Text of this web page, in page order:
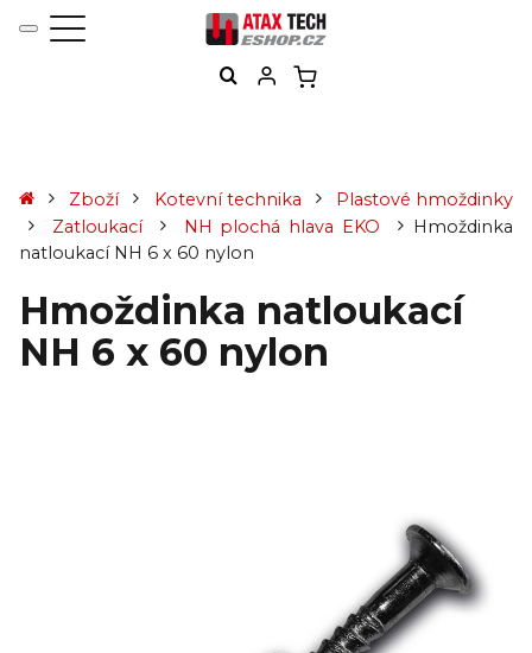
Zboží Kotevní technika
Plastové hmoždinky
Zatloukací
NH plochá hlava EKO
Hmoždinka
natloukací NH 6 x 60 nylon
Hmoždinka natloukací
NH 6 x 60 nylon